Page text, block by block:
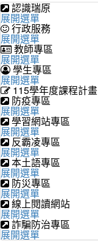
認識瑞原
展開選單
行政服務
展開選單
教師專區
展開選單
學生專區
展開選單
115學年度課程計畫
防疫專區
展開選單
學習網站專區
展開選單
反霸凌專區
展開選單
本土語專區
展開選單
防災專區
展開選單
線上閱讀網站
展開選單
詐騙防治專區
展開選單